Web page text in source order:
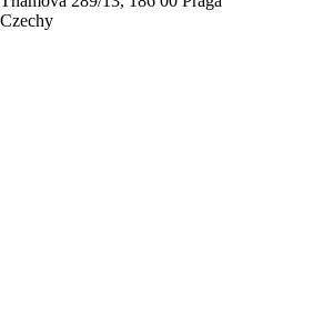
Czechy